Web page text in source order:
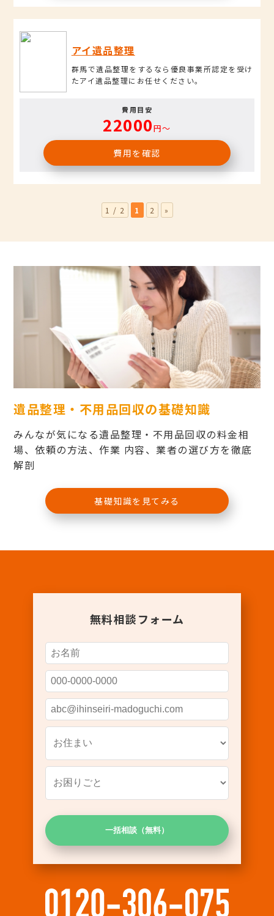
アイ遺品整理
群馬で遺品整理をするなら優良事業所認定を受け
たアイ遺品整理にお任せください。
費用目安
22000円〜
費用を確認
1 / 2 1 2 »
遺品整理・不用品回収の基礎知識
みんなが気になる遺品整理・不用品回収の料金相
場、依頼の方法、作業 内容、業者の選び方を徹底
解剖
基礎知識を見てみる
無料相談フォーム